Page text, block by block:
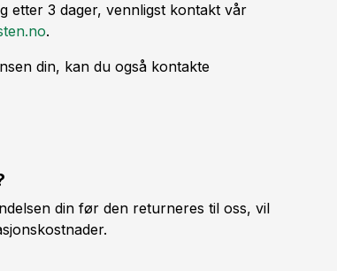
etter 3 dager, vennligst kontakt vår
.
din, kan du også kontakte
din før den returneres til oss, vil